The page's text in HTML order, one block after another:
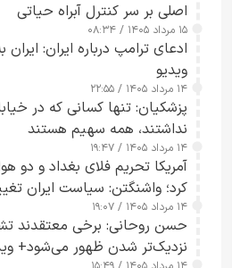
اصلی بر سر کنترل آبراه حیاتی
۱۵ مرداد ۱۴۰۵ / ۰۸:۳۴
ادعای ترامپ درباره ایران:
ویدیو
۱۴ مرداد ۱۴۰۵ / ۲۲:۵۵
پزشکیان: تنها کسانی که در
نداشتند، همه سهیم هستند
۱۴ مرداد ۱۴۰۵ / ۱۹:۴۷
آمریکا تحریم فلای بغداد و دو
کرد؛ واشنگتن: سیاست ایران
۱۴ مرداد ۱۴۰۵ / ۱۹:۰۷
حسن روحانی: برخی معتقدند
نزدیک‌تر شدن ظهور می‌شود+